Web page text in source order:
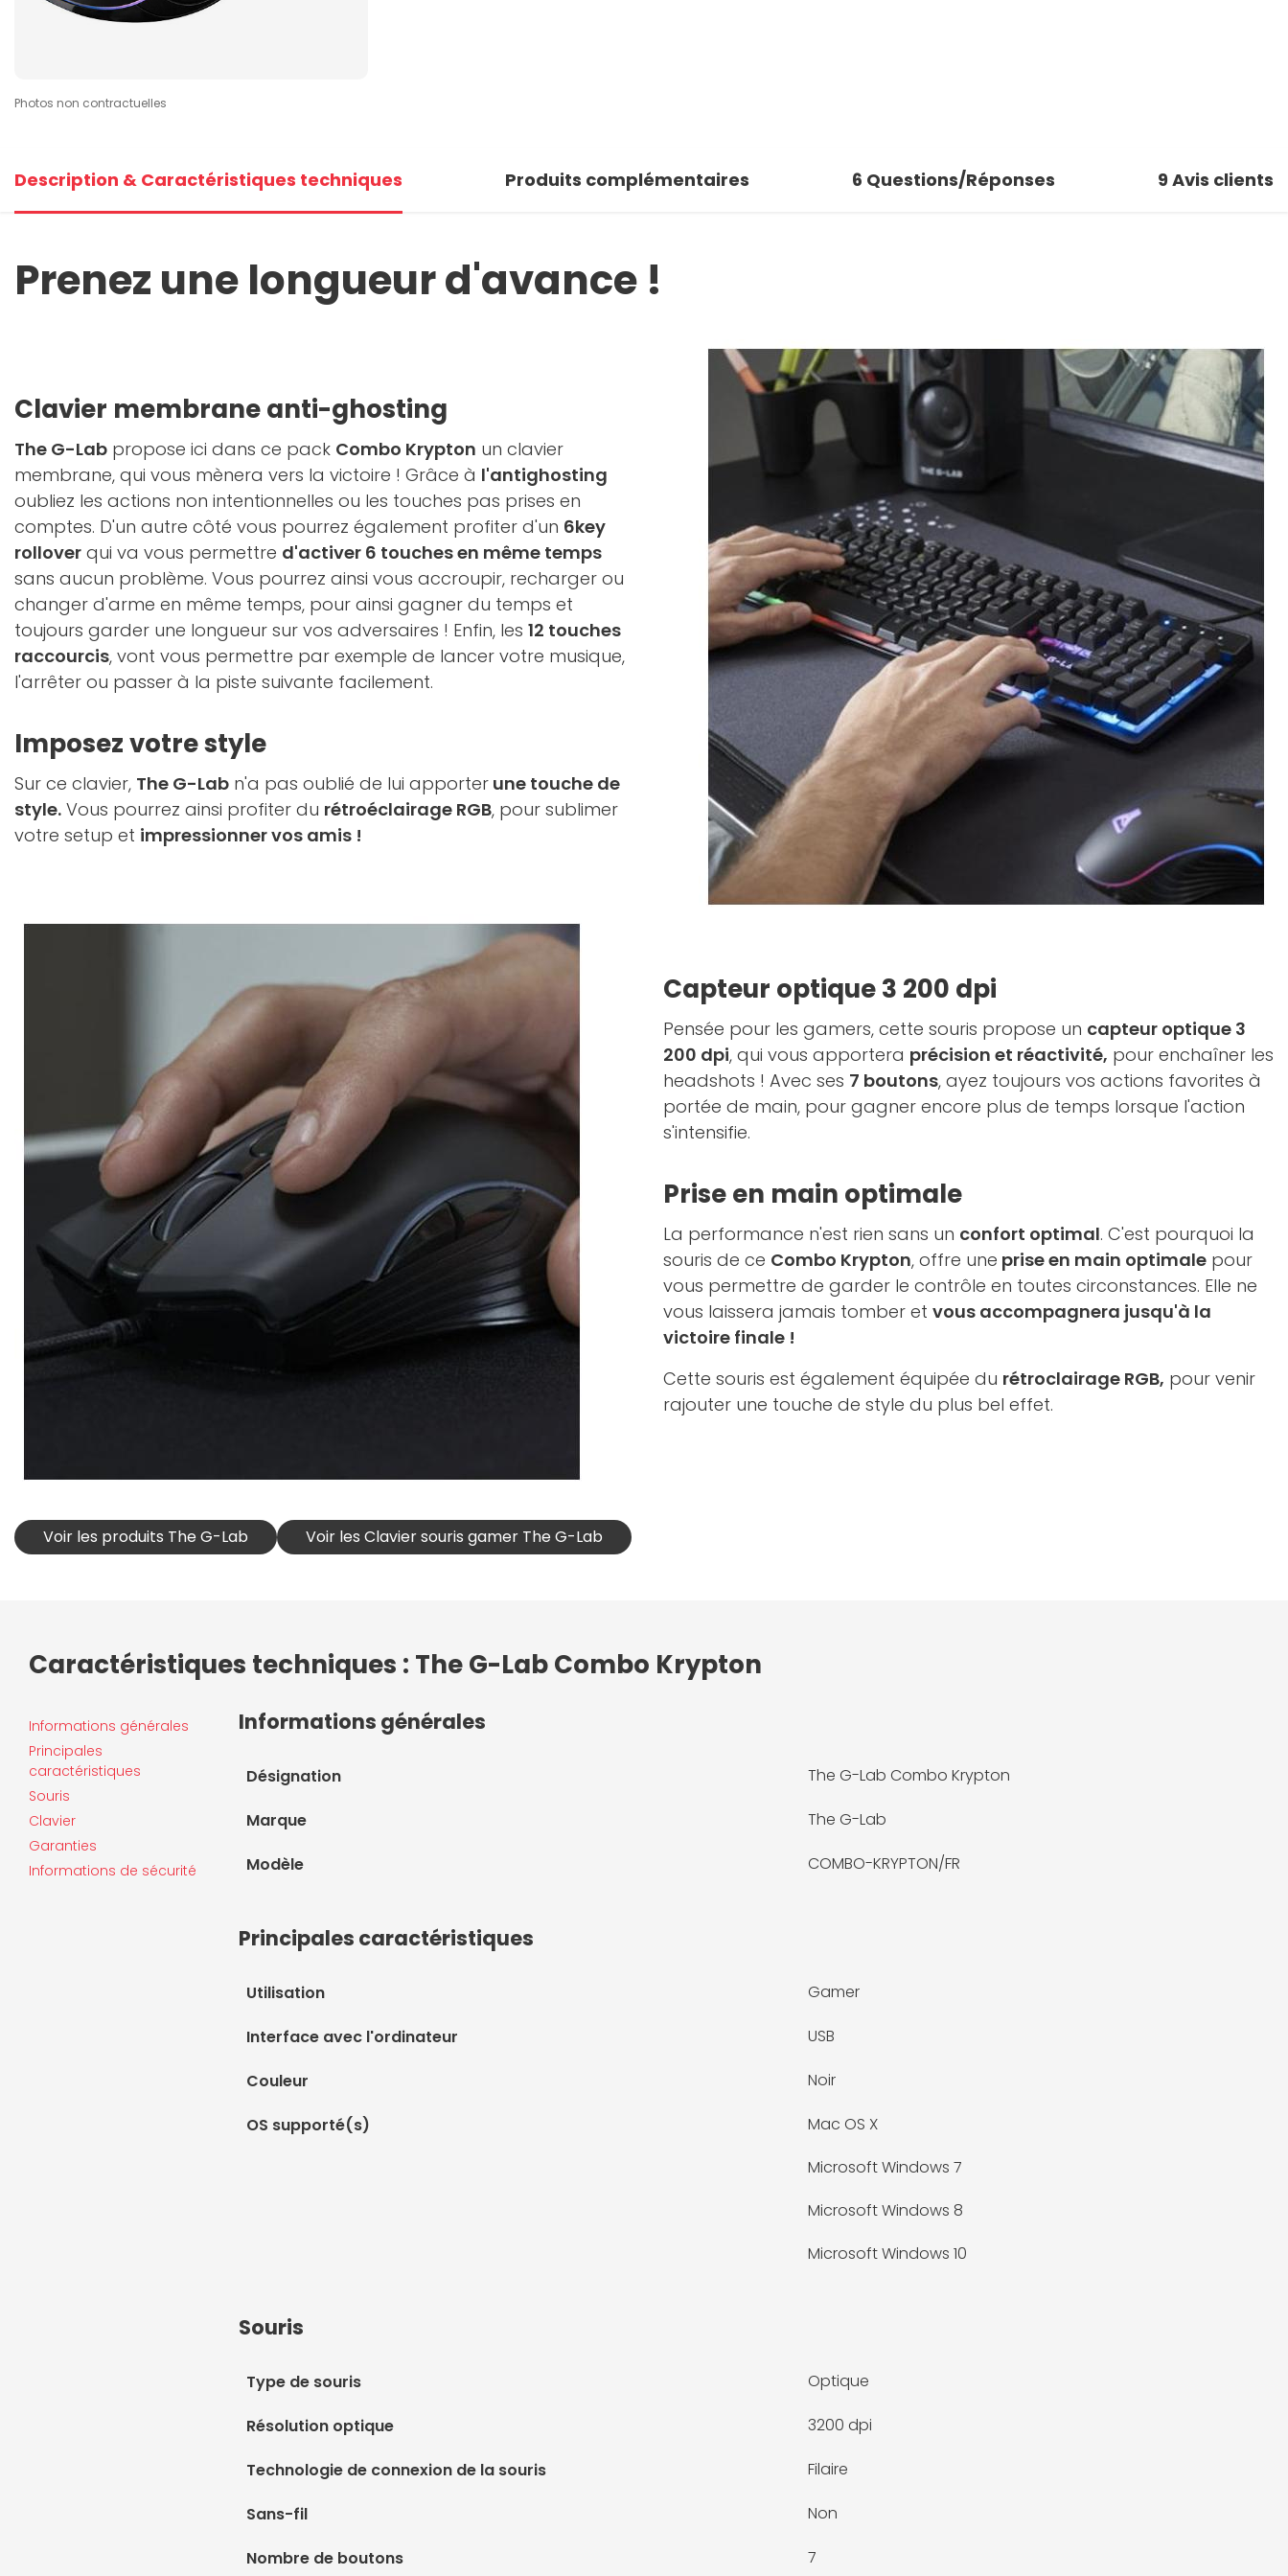
Photos non contractuelles
Description & Caractéristiques techniques Produits complémentaires 6 Questions/Réponses 9 Avis clients
Prenez une longueur d'avance !
Clavier membrane anti-ghosting
The G-Lab propose ici dans ce pack Combo Krypton un clavier
membrane, qui vous mènera vers la victoire ! Grâce à l'antighosting
oubliez les actions non intentionnelles ou les touches pas prises en
comptes. D'un autre côté vous pourrez également profiter d'un 6key
rollover qui va vous permettre d'activer 6 touches en même temps
sans aucun problème. Vous pourrez ainsi vous accroupir, recharger ou
changer d'arme en même temps, pour ainsi gagner du temps et
toujours garder une longueur sur vos adversaires ! Enfin, les 12 touches
raccourcis, vont vous permettre par exemple de lancer votre musique,
l'arrêter ou passer à la piste suivante facilement.
Imposez votre style
Sur ce clavier, The G-Lab n'a pas oublié de lui apporter une touche de
style. Vous pourrez ainsi profiter du rétroéclairage RGB, pour sublimer
votre setup et impressionner vos amis !
Capteur optique 3 200 dpi
Pensée pour les gamers, cette souris propose un capteur optique 3
200 dpi, qui vous apportera précision et réactivité, pour enchaîner les
headshots ! Avec ses 7 boutons, ayez toujours vos actions favorites à
portée de main, pour gagner encore plus de temps lorsque l'action
s'intensifie.
Prise en main optimale
La performance n'est rien sans un confort optimal. C'est pourquoi la
souris de ce Combo Krypton, offre une prise en main optimale pour
vous permettre de garder le contrôle en toutes circonstances. Elle ne
vous laissera jamais tomber et vous accompagnera jusqu'à la
victoire finale !
Cette souris est également équipée du rétroclairage RGB, pour venir
rajouter une touche de style du plus bel effet.
Voir les produits The G-Lab Voir les Clavier souris gamer The G-Lab
Caractéristiques techniques : The G-Lab Combo Krypton
Informations générales
Principales
caractéristiques
Souris
Clavier
Garanties
Informations de sécurité
Informations générales
Désignation The G-Lab Combo Krypton
Marque The G-Lab
Modèle COMBO-KRYPTON/FR
Principales caractéristiques
Utilisation Gamer
Interface avec l'ordinateur USB
Couleur Noir
OS supporté(s)
Mac OS X
Microsoft Windows 7
Microsoft Windows 8
Microsoft Windows 10
Souris
Type de souris Optique
Résolution optique 3200 dpi
Technologie de connexion de la souris Filaire
Sans-fil Non
Nombre de boutons 7